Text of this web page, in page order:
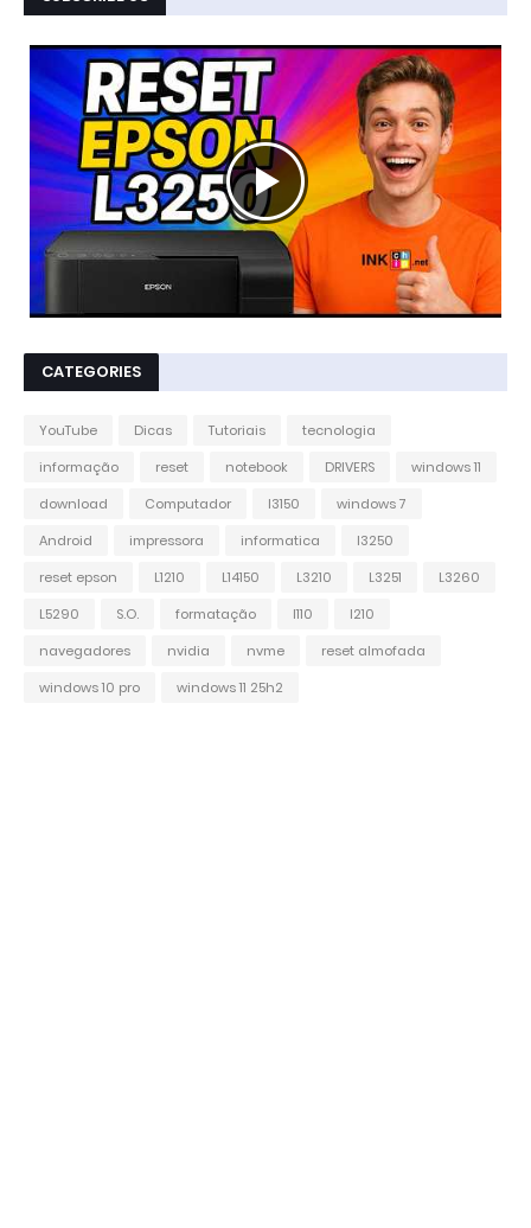
CATEGORIES
YouTube Dicas Tutoriais
tecnologia
informação
reset notebook DRIVERS
windows 11
download
Computador l3150
windows 7
Android
impressora informatica
l3250
reset epson
L1210 L14150 L3210 L3251
L3260
L5290
S.O. formatação l110
l210
navegadores
nvidia nvme
reset almofada
windows 10 pro
windows 11 25h2